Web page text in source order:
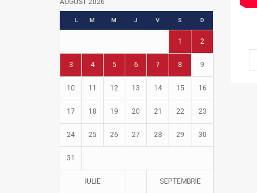
Fotbal în grădinițe
AUGUST 2026
L M M J V S D
1 2
3 4 5 6 7 8 9
10 11 12 13 14 15 16
17 18 19 20 21 22 23
24 25 26 27 28 29 30
31
IULIE SEPTEMBRIE